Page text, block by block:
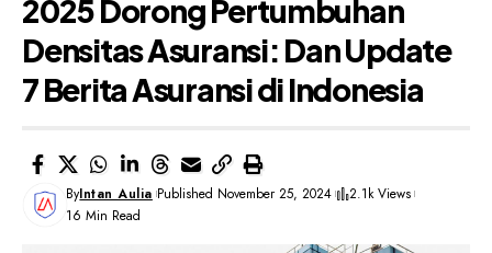
2025 Dorong Pertumbuhan
Densitas Asuransi: Dan Update
7 Berita Asuransi di Indonesia
ByIntan Aulia Published November 25, 2024
2.1k Views
16 Min Read